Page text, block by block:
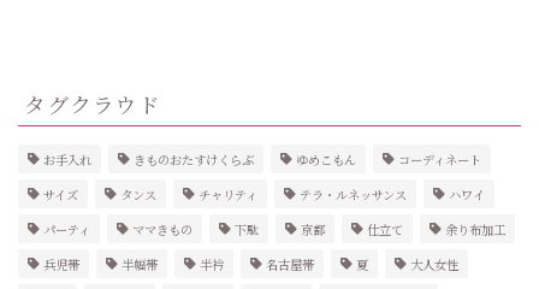
タグクラウド
お手入れ きものおたすけくらぶ ゆめこもん
コーディネート
サイズ
タンス チャリティ テラ・ルネッサンス
ハワイ
パーティ
ママきもの 下駄 京都 仕立て
余り布加工
兵児帯
半幅帯 半衿 名古屋帯 夏
大人女性